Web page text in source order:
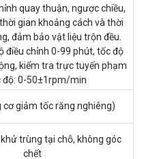
quay thuận, ngược chiều,
gian khoảng cách và thời
đảm bảo vật liệu trộn đều.
điều chỉnh 0-99 phút, tốc độ
kiểm tra trực tuyến phạm
độ: 0-50±1rpm/min
cơ giảm tốc răng nghiêng)
khử trùng tại chỗ, không góc
chết